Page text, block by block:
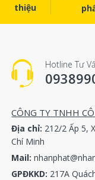
thiệu
Hotline Tư
CÔNG TY TNHH
Địa chỉ: 212/2 Ấp 5,
Chí Minh
Mail:
GPĐKKD: 217A